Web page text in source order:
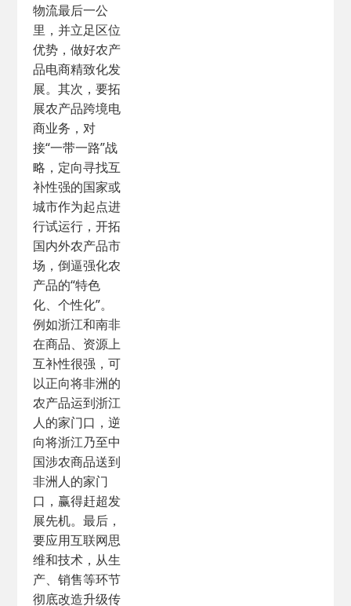
物流最后一公
里，并立足区位
优势，做好农产
品电商精致化发
展。其次，要拓
展农产品跨境电
商业务，对
接“一带一路”战
略，定向寻找互
补性强的国家或
城市作为起点进
行试运行，开拓
国内外农产品市
场，倒逼强化农
产品的“特色
化、个性化”。
例如浙江和南非
在商品、资源上
互补性很强，可
以正向将非洲的
农产品运到浙江
人的家门口，逆
向将浙江乃至中
国涉农商品送到
非洲人的家门
口，赢得赶超发
展先机。最后，
要应用互联网思
维和技术，从生
产、销售等环节
彻底改造升级传